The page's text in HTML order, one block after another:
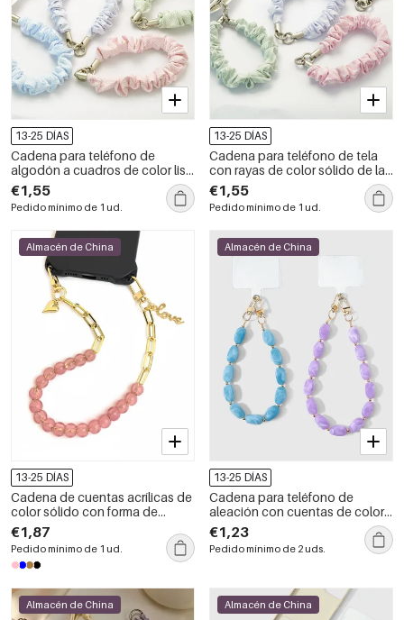
13-25 DÍAS
Cadena para teléfono de
algodón a cuadros de color liso
de la serie Simple Daily
€1,55
Pedido mínimo de 1 ud.
13-25 DÍAS
Cadena para teléfono de tela
con rayas de color sólido de la
serie Simple Daily
€1,55
Pedido mínimo de 1 ud.
Almacén de China
13-25 DÍAS
Cadena de cuentas acrílicas de
color sólido con forma de
corazón de la serie Simple Daily
Letter
€1,87
Pedido mínimo de 1 ud.
Almacén de China
13-25 DÍAS
Cadena para teléfono de
aleación con cuentas de color
sólido de la serie Simple Daily
€1,23
Pedido mínimo de 2 uds.
Almacén de China Almacén de China